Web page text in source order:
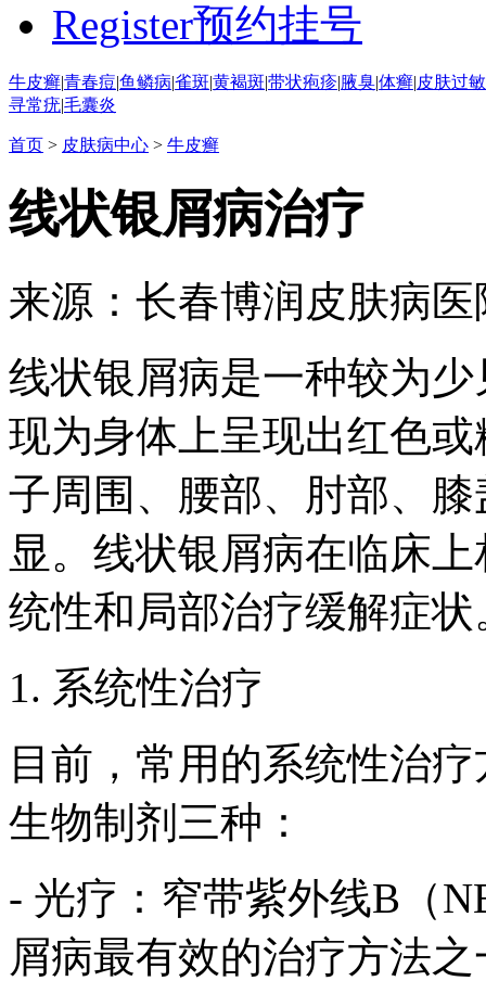
Register预约挂号
牛皮癣|青春痘|鱼鳞病|雀斑|黄褐斑|带状疱疹|腋臭|体癣|皮肤过敏
寻常疣|毛囊炎
首页 > 皮肤病中心 > 牛皮癣
线状银屑病治疗
来源：长春博润皮肤病医
线状银屑病是一种较为
现为身体上呈现出红色
子周围、腰部、肘部、
显。线状银屑病在临床
统性和局部治疗缓解症状
1. 系统性治疗
目前，常用的系统性治
生物制剂三种：
- 光疗：窄带紫外线B（
屑病最有效的治疗方法